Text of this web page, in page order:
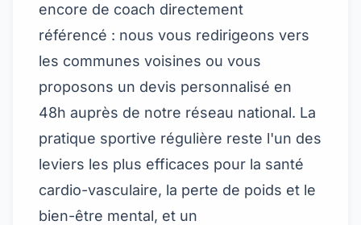
encore de coach directement
référencé : nous vous redirigeons vers
les communes voisines ou vous
proposons un devis personnalisé en
48h auprès de notre réseau national. La
pratique sportive régulière reste l'un des
leviers les plus efficaces pour la santé
cardio-vasculaire, la perte de poids et le
bien-être mental, et un